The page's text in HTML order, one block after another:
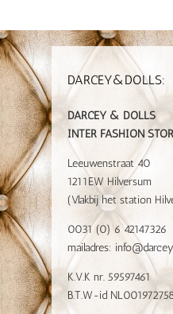
DARCEY&DOLLS:
DARCEY & DOLLS
INTER FASHION
Leeuwenstraat 40
1211EW Hilversum
(Vlakbij het station
0031 (0) 6 42147326
mailadres:
K.V.K nr. 59597461
B.T.W-id